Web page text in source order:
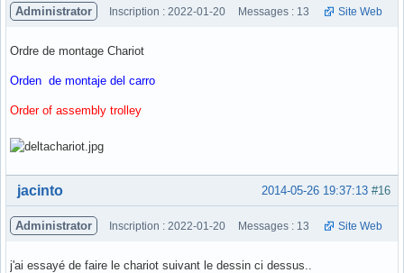
Administrator Inscription : 2022-01-20 Messages : 13 Site Web
Ordre de montage Chariot
Orden de montaje del carro
Order of assembly trolley
Hors ligne #16
2014-05-26 19:37:13
jacinto
Administrator Inscription : 2022-01-20 Messages : 13 Site Web
j'ai essayé de faire le chariot suivant le dessin ci dessus..